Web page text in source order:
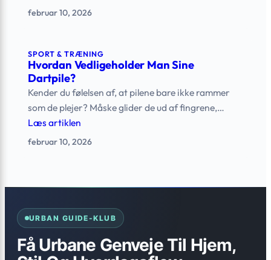
februar 10, 2026
SPORT & TRÆNING
Hvordan Vedligeholder Man Sine
Dartpile?
Kender du følelsen af, at pilene bare ikke rammer
som de plejer? Måske glider de ud af fingrene,…
Læs artiklen
februar 10, 2026
URBAN GUIDE-KLUB
Få Urbane Genveje Til Hjem,